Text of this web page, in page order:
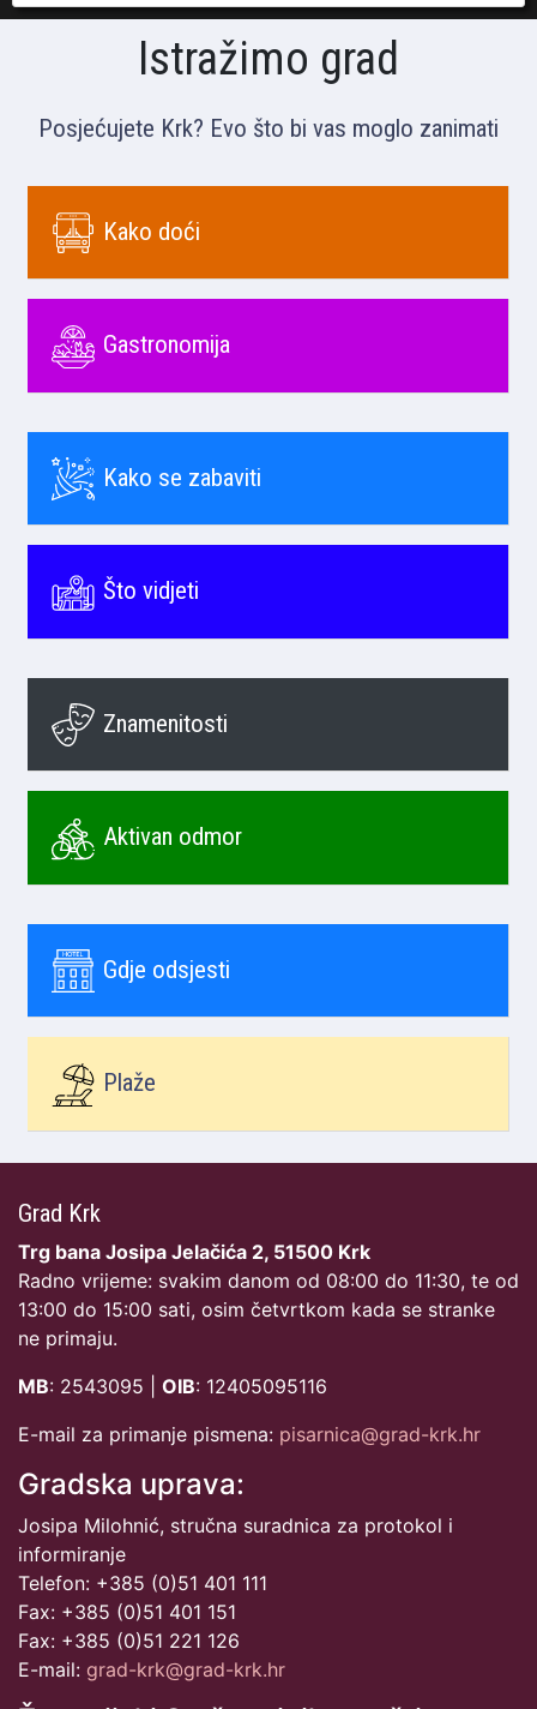
Istražimo grad
Posjećujete Krk? Evo što bi vas moglo zanimati
Kako doći
Gastronomija
Kako se zabaviti
Što vidjeti
Znamenitosti
Aktivan odmor
Gdje odsjesti
Plaže
Grad Krk
Trg bana Josipa Jelačića 2, 51500 Krk
Radno vrijeme: svakim danom od 08:00 do 11:30, te od
13:00 do 15:00 sati, osim četvrtkom kada se stranke
ne primaju.
MB: 2543095 | OIB: 12405095116
E-mail za primanje pismena: pisarnica@grad-krk.hr
Gradska uprava:
Josipa Milohnić, stručna suradnica za protokol i
informiranje
Telefon: +385 (0)51 401 111
Fax: +385 (0)51 401 151
Fax: +385 (0)51 221 126
E-mail: grad-krk@grad-krk.hr